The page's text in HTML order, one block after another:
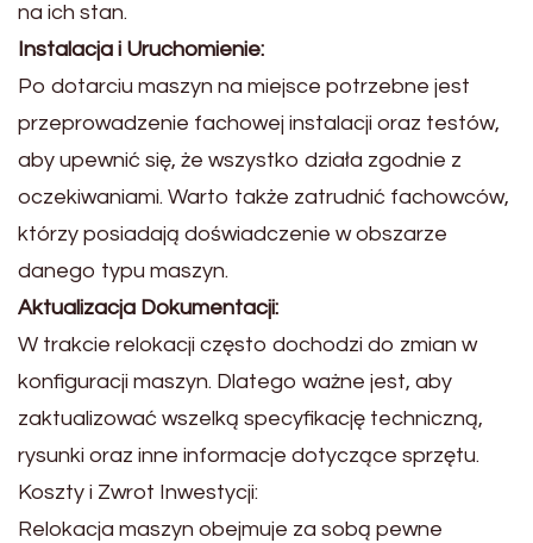
na ich stan.
Instalacja i Uruchomienie:
Po dotarciu maszyn na miejsce potrzebne jest
przeprowadzenie fachowej instalacji oraz testów,
aby upewnić się, że wszystko działa zgodnie z
oczekiwaniami. Warto także zatrudnić fachowców,
którzy posiadają doświadczenie w obszarze
danego typu maszyn.
Aktualizacja Dokumentacji:
W trakcie relokacji często dochodzi do zmian w
konfiguracji maszyn. Dlatego ważne jest, aby
zaktualizować wszelką specyfikację techniczną,
rysunki oraz inne informacje dotyczące sprzętu.
Koszty i Zwrot Inwestycji:
Relokacja maszyn obejmuje za sobą pewne